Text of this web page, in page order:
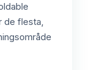
de flesta,